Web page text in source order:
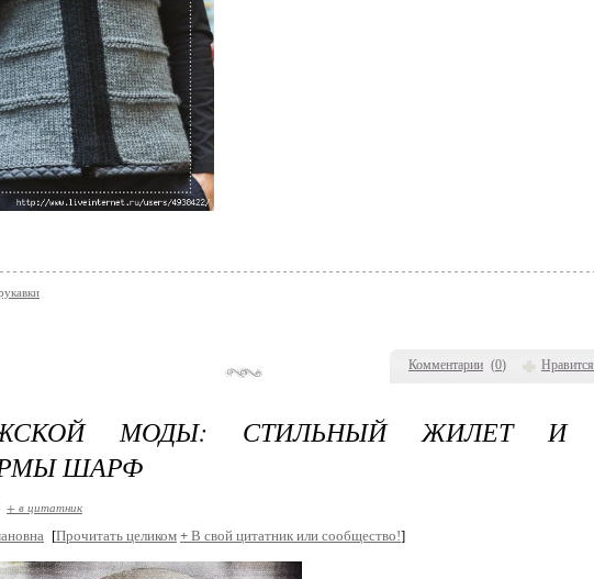
Комментарии (0) Нравится
МОДЫ: СТИЛЬНЫЙ ЖИЛЕТ И
ШАРФ
+ в цитатник
[Прочитать целиком + В свой цитатник или сообщество!]